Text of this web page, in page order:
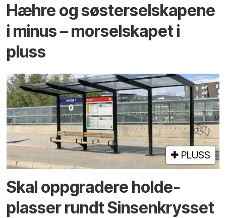
Hæhre og søster­selskapene
i minus – mor­selskapet i
pluss
PLUSS
Skal oppgradere holde­
plasser rundt Sinsenkrysset